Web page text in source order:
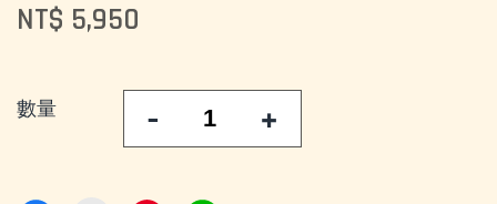
NT$ 5,950
數量 - +